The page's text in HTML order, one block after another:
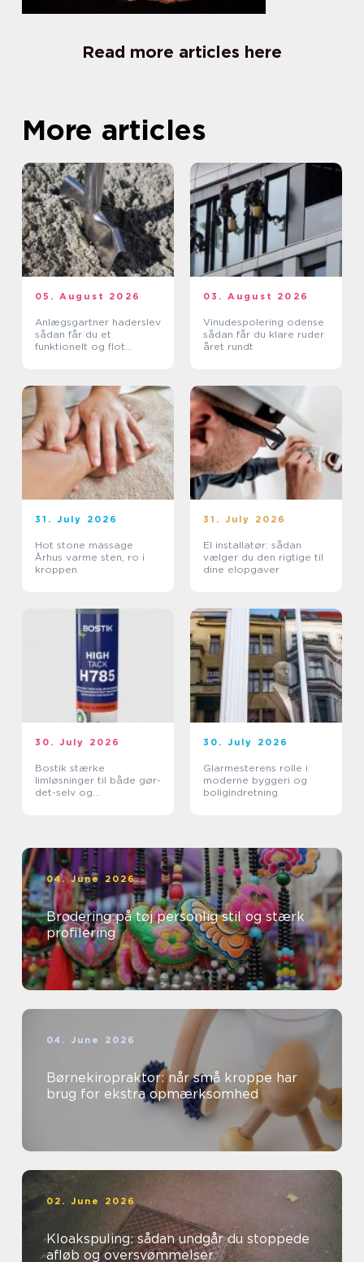
Read more articles here
More articles
05. August 2026
Anlægsgartner haderslev
sådan får du et
funktionelt og flot
03. August 2026
Vinudespolering odense
sådan får du klare ruder
året rundt
31. July 2026
Hot stone massage
Århus varme sten, ro i
kroppen
31. July 2026
El installatør: sådan
vælger du den rigtige til
dine elopgaver
30. July 2026
Bostik stærke
limløsninger til både gør-
det-selv og
30. July 2026
Glarmesterens rolle i
moderne byggeri og
boligindretning
04. June 2026
Brodering på tøj personlig stil og stærk
profilering
04. June 2026
Børnekiropraktor: når små kroppe har
brug for ekstra opmærksomhed
02. June 2026
Kloakspuling: sådan undgår du stoppede
afløb og oversvømmelser